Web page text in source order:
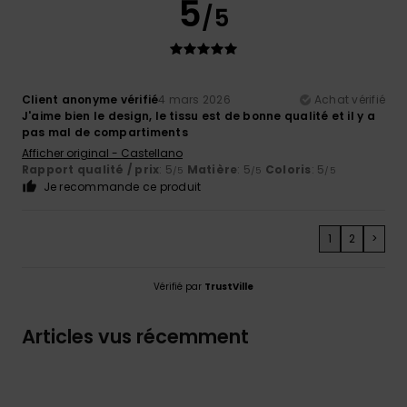
5/5
Client anonyme vérifié4 mars 2026
Achat vérifié
J'aime bien le design, le tissu est de bonne qualité et il y a
pas mal de compartiments
Afficher original - Castellano
Rapport qualité / prix: 5/5 Matière: 5/5 Coloris: 5/5
Je recommande ce produit
1 2 >
Vérifié par TrustVille
Articles vus récemment